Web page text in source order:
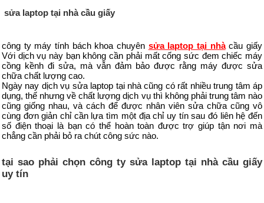
sửa laptop tại nhà cầu giấy
công ty máy tính bách khoa chuyên sửa laptop tại nhàcầu giấy
Với dịch vụ này bạn không cần phải mất cống sức đem chiếc máy
cồng kềnh đi sửa, mà vẫn đảm bảo được rằng máy được sửa
chữa chất lượng cao.
Ngày nay dịch vụ sửa laptop tại nhà cũng có rất nhiều trung tâm áp
dụng, thế nhưng về chất lượng dịch vụ thì không phải trung tâm nào
cũng giống nhau, và cách để được nhân viên sửa chữa cũng vô
cùng đơn giản chỉ cần lựa tìm một địa chỉ uy tín sau đó liên hệ đến
số điện thoại là bạn có thể hoàn toàn được trợ giúp tận nơi mà
chẳng cần phải bỏ ra chút công sức nào.
tại sao phải chọn công ty sửa laptop tại nhà cầu giấy
uy tín